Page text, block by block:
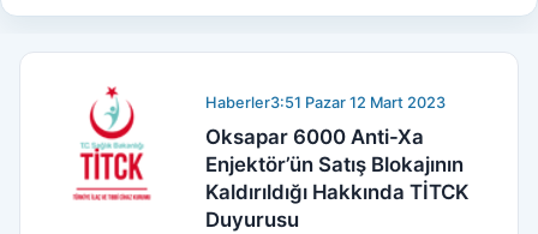
Haberler3:51 Pazar 12 Mart 2023
Oksapar 6000 Anti-Xa
Enjektör’ün Satış Blokajının
Kaldırıldığı Hakkında TİTCK
Duyurusu